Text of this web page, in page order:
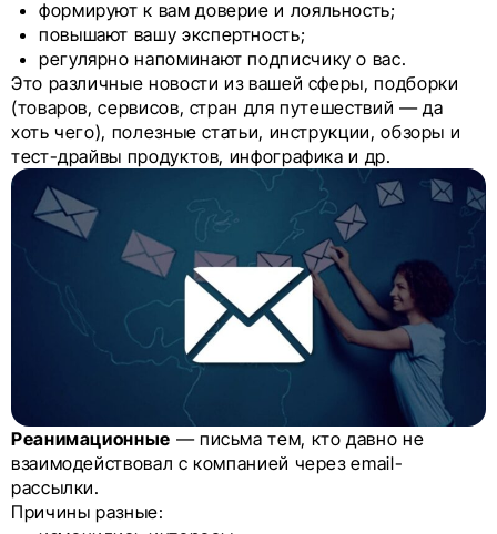
формируют к вам доверие и лояльность;
повышают вашу экспертность;
регулярно напоминают подписчику о вас.
Это различные новости из вашей сферы, подборки
(товаров, сервисов, стран для путешествий — да
хоть чего), полезные статьи, инструкции, обзоры и
тест-драйвы продуктов, инфографика и др.
Реанимационные — письма тем, кто давно не
взаимодействовал с компанией через email-
рассылки.
Причины разные: